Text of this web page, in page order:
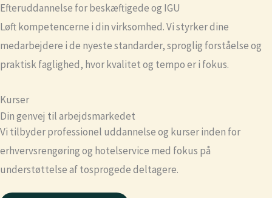
Efteruddannelse for beskæftigede og IGU
Løft kompetencerne i din virksomhed. Vi styrker dine
medarbejdere i de nyeste standarder, sproglig forståelse og
praktisk faglighed, hvor kvalitet og tempo er i fokus.
Kurser
Din genvej til arbejdsmarkedet
Vi tilbyder professionel uddannelse og kurser inden for
erhvervsrengøring og hotelservice med fokus på
understøttelse af tosprogede deltagere.